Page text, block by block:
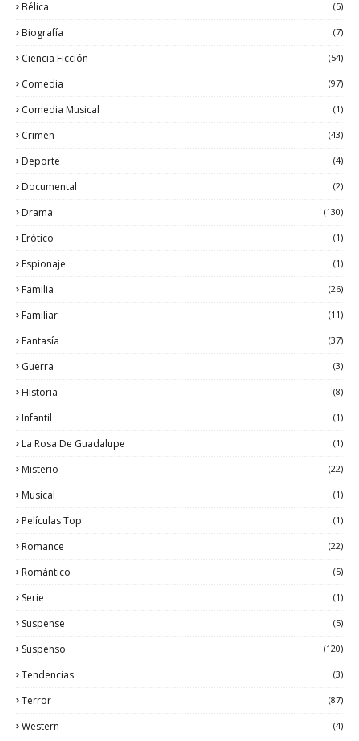
Bélica (5)
Biografía (7)
Ciencia Ficción (54)
Comedia (97)
Comedia Musical (1)
Crimen (43)
Deporte (4)
Documental (2)
Drama (130)
Erótico (1)
Espionaje (1)
Familia (26)
Familiar (11)
Fantasía (37)
Guerra (3)
Historia (8)
Infantil (1)
La Rosa De Guadalupe (1)
Misterio (22)
Musical (1)
Películas Top (1)
Romance (22)
Romántico (5)
Serie (1)
Suspense (5)
Suspenso (120)
Tendencias (3)
Terror (87)
Western (4)